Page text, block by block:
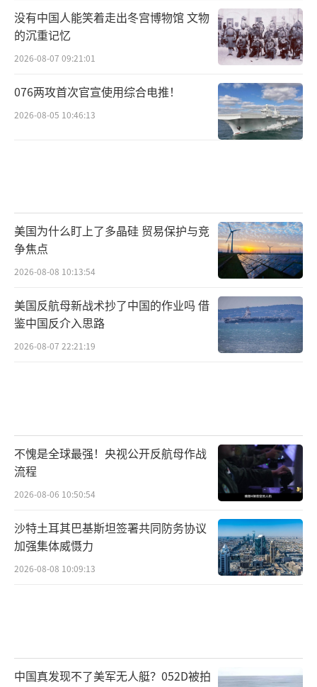
国际法”，要求国际原子能机构理事会对此予
以强烈谴责。
没有中国人能笑着走出冬宫博物馆 文物
的沉重记忆
2026-08-07 09:21:01
076两攻首次官宣使用综合电推！
2026-08-05 10:46:13
美国为什么盯上了多晶硅 贸易保护与竞
争焦点
2026-08-08 10:13:54
美国反航母新战术抄了中国的作业吗 借
鉴中国反介入思路
2026-08-07 22:21:19
不愧是全球最强！央视公开反航母作战
流程
2026-08-06 10:50:54
沙特土耳其巴基斯坦签署共同防务协议
加强集体威慑力
2026-08-08 10:09:13
中国真发现不了美军无人艇？052D被拍